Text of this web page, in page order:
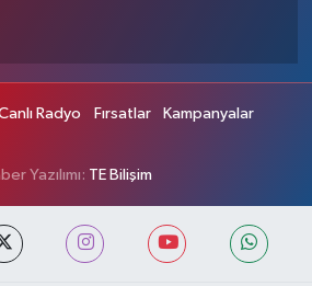
Radyo Fırsatlar Kampanyalar
Yazılımı: TE Bilişim